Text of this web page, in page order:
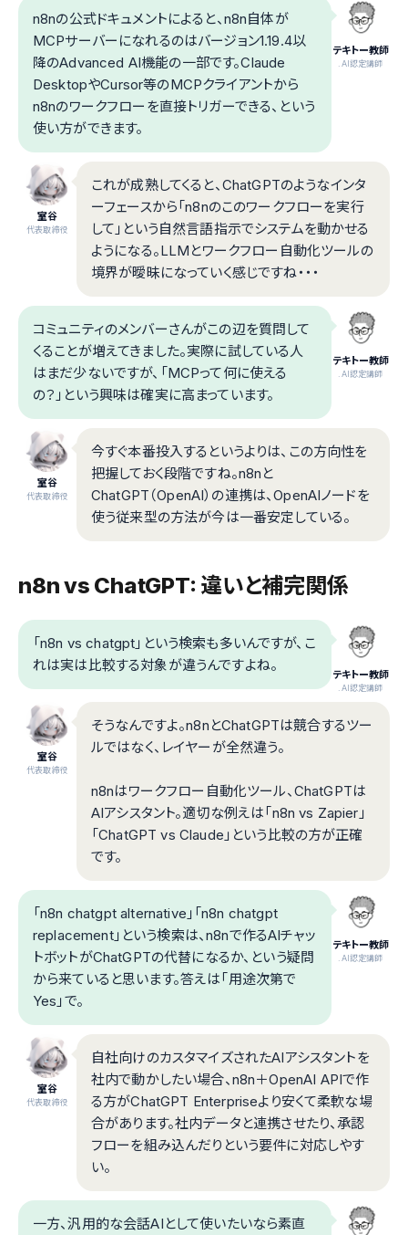
テキトー教師
.AI認定講師
n8nの公式ドキュメントによると、n8n自体が
MCPサーバーになれるのはバージョン1.19.4以
降のAdvanced AI機能の一部です。Claude
DesktopやCursor等のMCPクライアントから
n8nのワークフローを直接トリガーできる、という
使い方ができます。
室谷
代表取締役
これが成熟してくると、ChatGPTのようなインタ
ーフェースから「n8nのこのワークフローを実行
して」という自然言語指示でシステムを動かせる
ようになる。LLMとワークフロー自動化ツールの
境界が曖昧になっていく感じですね・・・
テキトー教師
.AI認定講師
コミュニティのメンバーさんがこの辺を質問して
くることが増えてきました。実際に試している人
はまだ少ないですが、「MCPって何に使える
の？」という興味は確実に高まっています。
室谷
代表取締役
今すぐ本番投入するというよりは、この方向性を
把握しておく段階ですね。n8nと
ChatGPT（OpenAI）の連携は、OpenAIノードを
使う従来型の方法が今は一番安定している。
n8n vs ChatGPT: 違いと補完関係
テキトー教師
.AI認定講師
「n8n vs chatgpt」という検索も多いんですが、こ
れは実は比較する対象が違うんですよね。
室谷
代表取締役
そうなんですよ。n8nとChatGPTは競合するツー
ルではなく、レイヤーが全然違う。
n8nはワークフロー自動化ツール、ChatGPTは
AIアシスタント。適切な例えは「n8n vs Zapier」
「ChatGPT vs Claude」という比較の方が正確
です。
テキトー教師
.AI認定講師
「n8n chatgpt alternative」「n8n chatgpt
replacement」という検索は、n8nで作るAIチャッ
トボットがChatGPTの代替になるか、という疑問
から来ていると思います。答えは「用途次第で
Yes」で。
室谷
代表取締役
自社向けのカスタマイズされたAIアシスタントを
社内で動かしたい場合、n8n＋OpenAI APIで作
る方がChatGPT Enterpriseより安くて柔軟な場
合があります。社内データと連携させたり、承認
フローを組み込んだりという要件に対応しやす
い。
一方、汎用的な会話AIとして使いたいなら素直